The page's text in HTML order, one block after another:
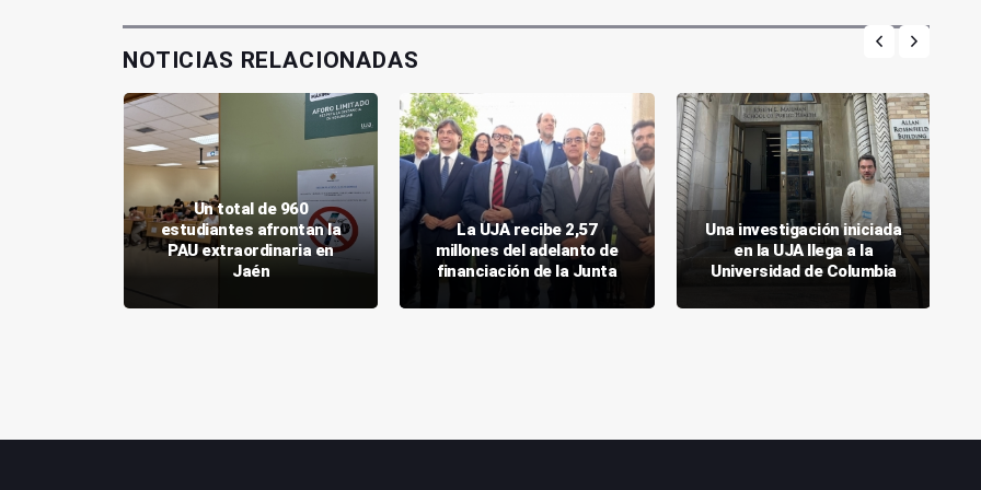
NOTICIAS RELACIONADAS
Un total de 960
estudiantes afrontan la
PAU extraordinaria en
Jaén
La UJA recibe 2,57
millones del adelanto de
financiación de la Junta
Una investigación iniciada
en la UJA llega a la
Universidad de Columbia